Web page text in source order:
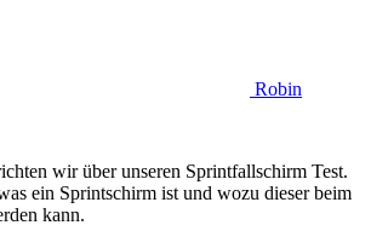
Robin
wir über unseren Sprintfallschirm Test.
ein Sprintschirm ist und wozu dieser beim
kann.